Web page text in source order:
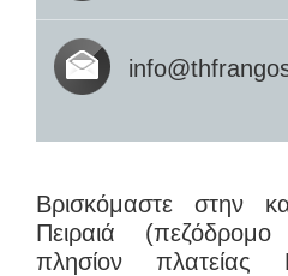
Βρισκόμαστε στην
Πειραιά
πλησίον πλατείας